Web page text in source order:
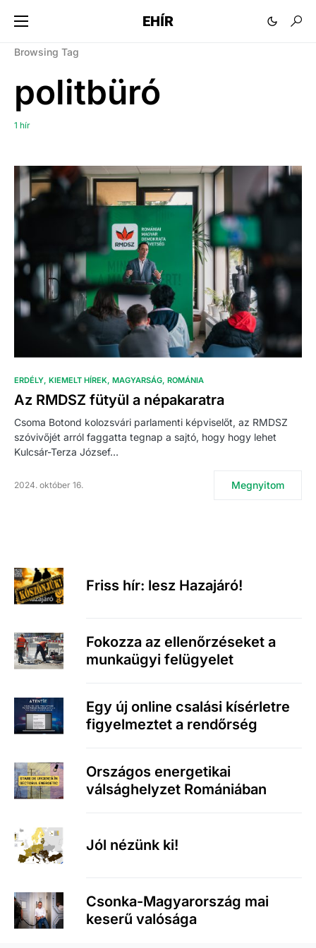
EHÍR
Browsing Tag
politbüró
1 hír
ERDÉLY KIEMELT HÍREK MAGYARSÁG ROMÁNIA
Az RMDSZ fütyül a népakaratra
Csoma Botond kolozsvári parlamenti képviselőt, az RMDSZ
szóvivőjét arról faggatta tegnap a sajtó, hogy hogy lehet
Kulcsár-Terza József…
2024. október 16. Megnyitom
Friss hír: lesz Hazajáró!
Fokozza az ellenőrzéseket a
munkaügyi felügyelet
Egy új online csalási kísérletre
figyelmeztet a rendőrség
Országos energetikai
válsághelyzet Romániában
Jól nézünk ki!
Csonka-Magyarország mai
keserű valósága